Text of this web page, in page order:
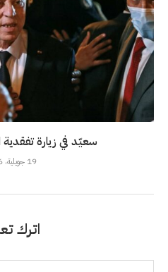
سعيّد في زيارة
19 جويلية، 2026
اترك